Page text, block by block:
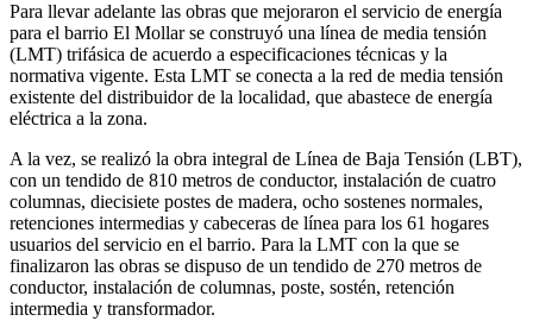
Para llevar adelante las obras que mejoraron el servicio de energía
para el barrio El Mollar se construyó una línea de media tensión
(LMT) trifásica de acuerdo a especificaciones técnicas y la
normativa vigente. Esta LMT se conecta a la red de media tensión
existente del distribuidor de la localidad, que abastece de energía
eléctrica a la zona.
A la vez, se realizó la obra integral de Línea de Baja Tensión (LBT),
con un tendido de 810 metros de conductor, instalación de cuatro
columnas, diecisiete postes de madera, ocho sostenes normales,
retenciones intermedias y cabeceras de línea para los 61 hogares
usuarios del servicio en el barrio. Para la LMT con la que se
finalizaron las obras se dispuso de un tendido de 270 metros de
conductor, instalación de columnas, poste, sostén, retención
intermedia y transformador.